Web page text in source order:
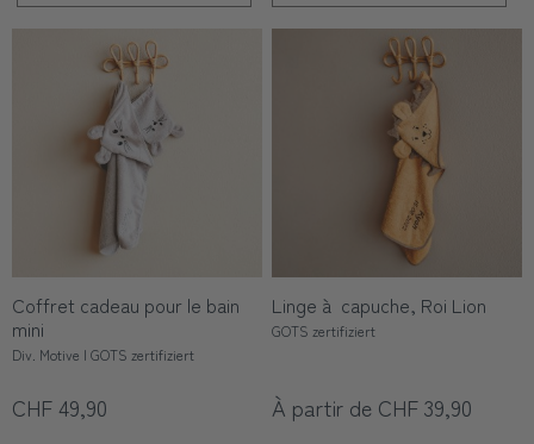
Coffret cadeau pour le bain
mini
Div. Motive | GOTS zertifiziert
CHF 49,90
Linge à capuche, Roi Lion
GOTS zertifiziert
À partir de CHF 39,90